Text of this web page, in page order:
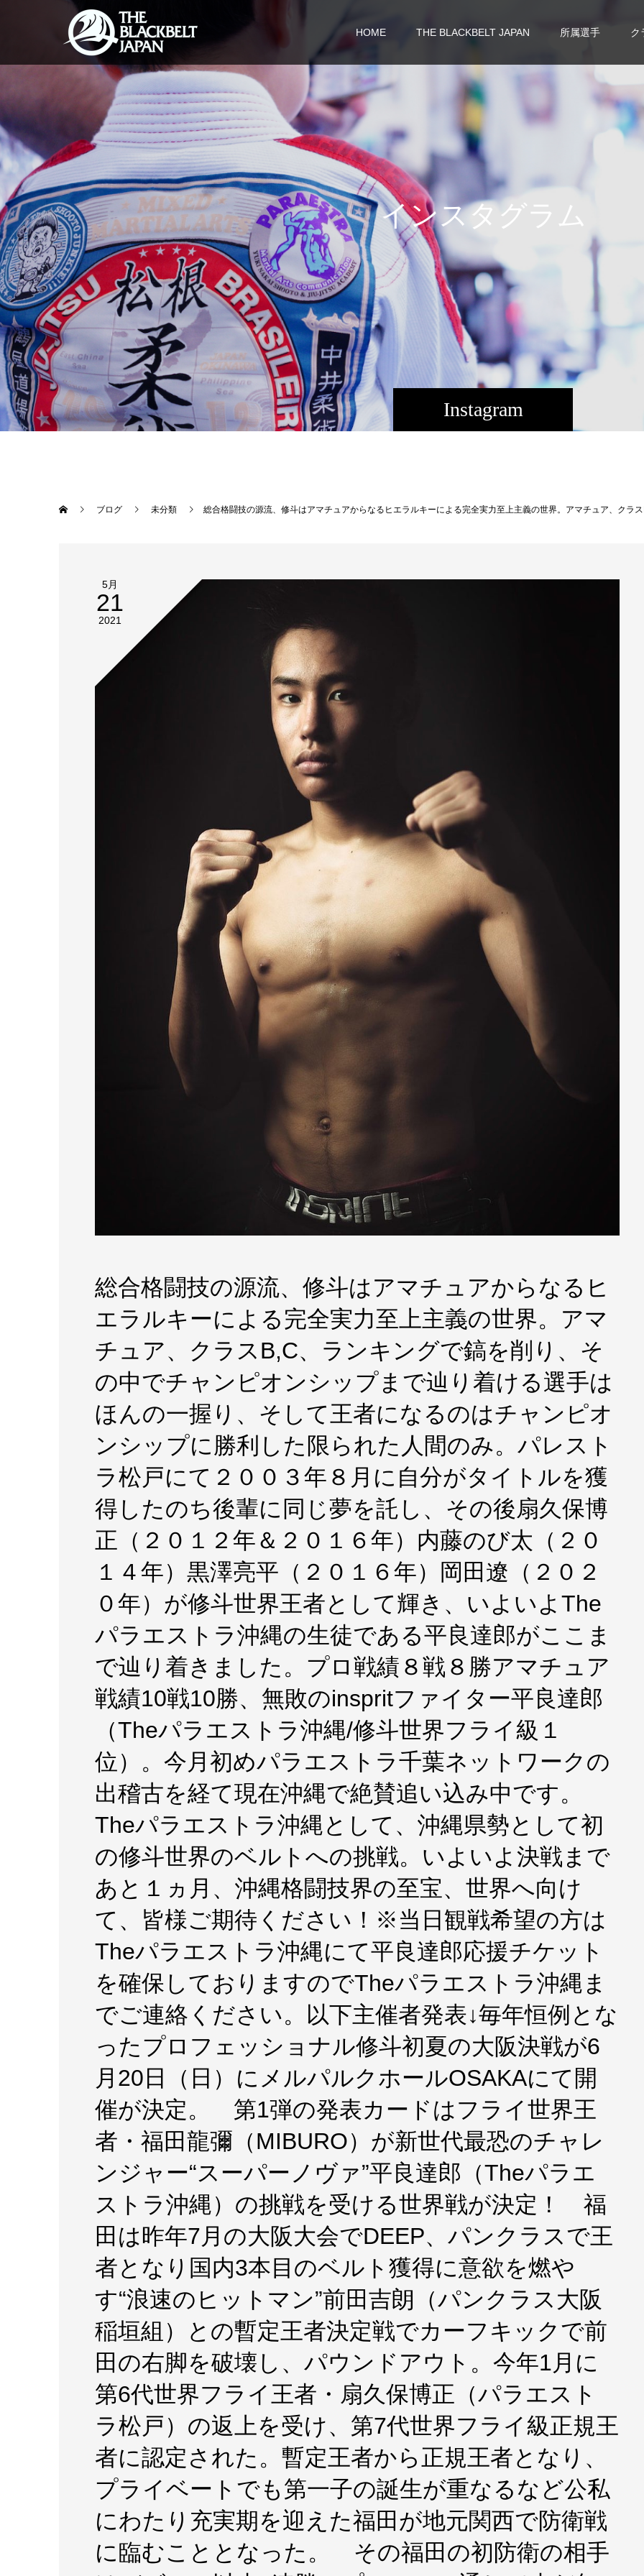
HOME THE BLACKBELT JAPAN 所属選手 ク
Instagram
インスタグラ ム
ブログ 未分類 総合格闘技の源流、修斗はアマチュアからなるヒエラルキーによる完全実力至上主義の世界。アマチュア、クラスB,C、ランキングで鎬を削り、その中でチャンピオンシップまで辿り着ける選手はほんの一握り、そして王者になるのはチャンピオンシップに勝利した限られた人間のみ。パレストラ松戸にて２００３年８月に自分がタイトルを獲得したのち後輩に同じ夢を託し、その後扇久保博正（２０１２年＆２０１６年）内藤のび太（２０１４年）黒澤亮平（２０１６年）岡田遼（２０２０年）が修斗世界王者として輝き、いよいよTheパラエストラ沖縄の生徒である平良達郎がここまで辿り着きました。プロ戦績８戦８勝アマチュア戦績10戦10勝、無敗のinspritファイター平良達郎（Theパラエストラ沖縄/修斗世界フライ級１位）。今月初めパラエストラ千葉ネットワークの出稽古を経て現在沖縄で絶賛追い込み中です。Theパラエストラ沖縄として、沖縄県勢として初の修斗世界のベルトへの挑戦。いよいよ決戦まであと１ヵ月、沖縄格闘技界の至宝、世界へ向けて、皆様ご期待ください！※当日観戦希望の方はTheパラエストラ沖縄にて平良達郎応援チケットを確保しておりますのでTheパラエストラ沖縄までご連絡ください。以下主催者発表↓毎年恒例となったプロフェッショナル修斗初夏の大阪決戦が6月20日（日）にメルパルクホールOSAKAにて開催が決定。 第1弾の発表カードはフライ世界王者・福田龍彌（MIBURO）が新世代最恐のチャレンジャー“スーパーノヴァ”平良達郎（Theパラエストラ沖縄）の挑戦を受ける世界戦が決定！ 福田は昨年7月の大阪大会でDEEP、パンクラスで王者となり国内3本目のベルト獲得に意欲を燃やす“浪速のヒットマン”前田吉朗（パンクラス大阪稲垣組）との暫定王者決定戦でカーフキックで前田の右脚を破壊し、パウンドアウト。今年1月に第6代世界フライ王者・扇久保博正（パラエストラ松戸）の返上を受け、第7代世界フライ級正規王者に認定された。暫定王者から正規王者となり、プライベートでも第一子の誕生が重なるなど公私にわたり充実期を迎えた福田が地元関西で防衛戦に臨むこととなった。 その福田の初防衛の相手はデビュー以来8連勝、プロ、アマ通じて未だ無敗の“スーパーノヴァ”平良達郎だ。平良は今まで劣勢どころか、競った展開さえ見せた事がない上に3月の後楽園大会では福田が3ラウンドかかった前田吉朗をRNCで秒殺。元世界王者“修斗ジャッキー”松根良太が手塩にかけて育てた超新星が沖縄初の世界王座獲得に向けて王手を掛けた。 最恐の挑戦者を迎え撃つ世界王者福田が平良返討ちにするか？それとも平良が無敗のまま世界王者となるか？上半期最高の対戦カードが大阪で実現する。 その他にも関西オールスターは勿論、他地区からも大挙参戦が予定されている今大会は二部制（第一部：13時開始、第二部：16時半開始）で開催致します
5月
21
2021
総合格闘技の源流、修斗はアマチュアからなるヒ
エラルキーによる完全実力至上主義の世界。アマ
チュア、クラスB,C、ランキングで鎬を削り、そ
の中でチャンピオンシップまで辿り着ける選手は
ほんの一握り、そして王者になるのはチャンピオ
ンシップに勝利した限られた人間のみ。パレスト
ラ松戸にて２００３年８月に自分がタイトルを獲
得したのち後輩に同じ夢を託し、その後扇久保博
正（２０１２年＆２０１６年）内藤のび太（２０
１４年）黒澤亮平（２０１６年）岡田遼（２０２
０年）が修斗世界王者として輝き、いよいよThe
パラエストラ沖縄の生徒である平良達郎がここま
で辿り着きました。プロ戦績８戦８勝アマチュア
戦績10戦10勝、無敗のinspritファイター平良達郎
（Theパラエストラ沖縄/修斗世界フライ級１
位）。今月初めパラエストラ千葉ネットワークの
出稽古を経て現在沖縄で絶賛追い込み中です。
Theパラエストラ沖縄として、沖縄県勢として初
の修斗世界のベルトへの挑戦。いよいよ決戦まで
あと１ヵ月、沖縄格闘技界の至宝、世界へ向け
て、皆様ご期待ください！※当日観戦希望の方は
Theパラエストラ沖縄にて平良達郎応援チケット
を確保しておりますのでTheパラエストラ沖縄ま
でご連絡ください。以下主催者発表↓毎年恒例とな
ったプロフェッショナル修斗初夏の大阪決戦が6
月20日（日）にメルパルクホールOSAKAにて開
催が決定。 第1弾の発表カードはフライ世界王
者・福田龍彌（MIBURO）が新世代最恐のチャレ
ンジャー“スーパーノヴァ”平良達郎（Theパラエ
ストラ沖縄）の挑戦を受ける世界戦が決定！ 福
田は昨年7月の大阪大会でDEEP、パンクラスで王
者となり国内3本目のベルト獲得に意欲を燃や
す“浪速のヒットマン”前田吉朗（パンクラス大阪
稲垣組）との暫定王者決定戦でカーフキックで前
田の右脚を破壊し、パウンドアウト。今年1月に
第6代世界フライ王者・扇久保博正（パラエスト
ラ松戸）の返上を受け、第7代世界フライ級正規王
者に認定された。暫定王者から正規王者となり、
プライベートでも第一子の誕生が重なるなど公私
にわたり充実期を迎えた福田が地元関西で防衛戦
に臨むこととなった。 その福田の初防衛の相手